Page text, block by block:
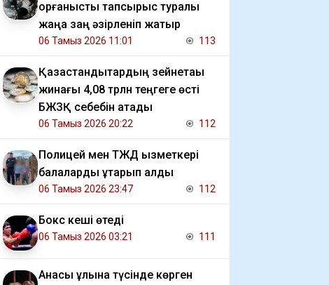
қорғаныстық тапсырыс туралы
жаңа заң әзірленіп жатыр
06 Тамыз 2026 11:01 113
Қазақстандықтардың зейнетақы
жинағы 4,08 трлн теңгеге өсті
БЖЗҚ себебін атады
06 Тамыз 2026 20:22 112
Полицей мен ТЖД қызметкері
балаларды құтқарып қалды
06 Тамыз 2026 23:47 112
Бокс кеші өтеді
06 Тамыз 2026 03:21 111
Анасы ұлына түсінде көрген